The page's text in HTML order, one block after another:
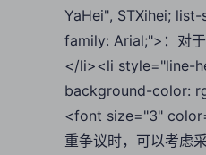
YaHei", STXihei;
family: Arial;">：对
</li><li style="line-
background-color:
<font size="3"
重争议时，可以考